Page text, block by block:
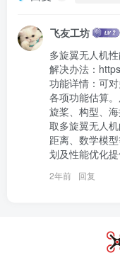
飞友工坊
多旋翼无人机
解决办法：
功能详情：可
各项功能估算
旋桨、构型、
取多旋翼无人
距离、数学模
划及性能优化提
2年前 回复